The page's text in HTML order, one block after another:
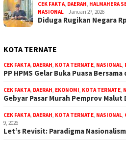
CEK FAKTA, DAERAH, HALMAHERA
NASIONAL
Januari 27, 2026
Diduga Rugikan Negara
KOTA TERNATE
CEK FAKTA, DAERAH, KOTA TERNATE, NASIONAL,
PP HPMS Gelar Buka Puasa
CEK FAKTA, DAERAH, EKONOMI, KOTA TERNATE,
Gebyar Pasar Murah Pemprov
CEK FAKTA, DAERAH, KOTA TERNATE, NASIONAL,
9, 2026
Let’s Revisit: Paradigma